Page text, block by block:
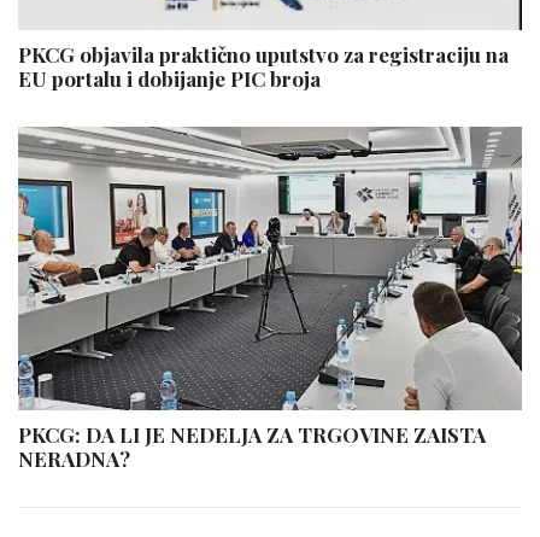
PKCG objavila praktično uputstvo za registraciju na
EU portalu i dobijanje PIC broja
PKCG: DA LI JE NEDELJA ZA TRGOVINE ZAISTA
NERADNA?